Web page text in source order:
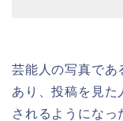
芸能人の写真であ
あり、投稿を見た
されるようになっ